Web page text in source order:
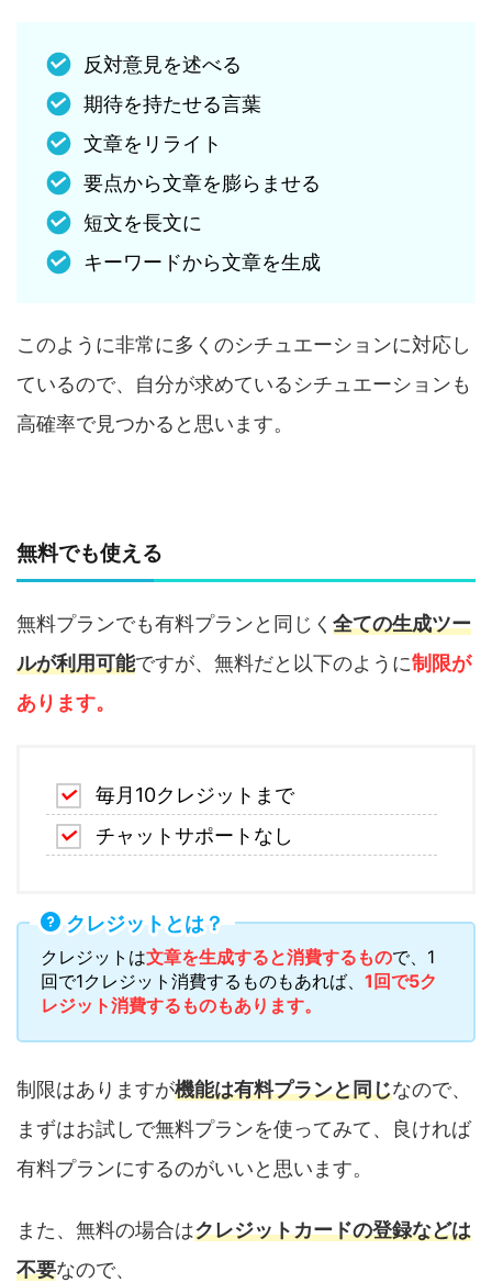
反対意見を述べる
期待を持たせる言葉
文章をリライト
要点から文章を膨らませる
短文を長文に
キーワードから文章を生成
このように非常に多くのシチュエーションに対応し
ているので、自分が求めているシチュエーションも
高確率で見つかると思います。
無料でも使える
無料プランでも有料プランと同じく 全ての生成ツー
ルが利用可能ですが、無料だと以下のように制限が
あります。
毎月10クレジットまで
チャットサポートなし
クレジットとは？
クレジットは文章を生成すると消費するもので、1
回で1クレジット消費するものもあれば、 1回で5ク
レジット消費するものもあります。
制限はありますが機能は有料プランと同じなので、
まずはお試しで無料プランを使ってみて、良ければ
有料プランにするのがいいと思います。
また、無料の場合はクレジットカードの登録などは
不要なので、